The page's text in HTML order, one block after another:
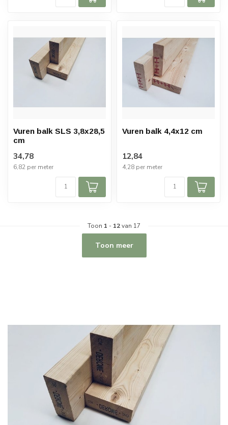
Vuren balk SLS 3,8x28,5
cm
34,78
6,82 per meter
Vuren balk 4,4x12 cm
12,84
4,28 per meter
Toon 1 - 12van 17
Toon meer